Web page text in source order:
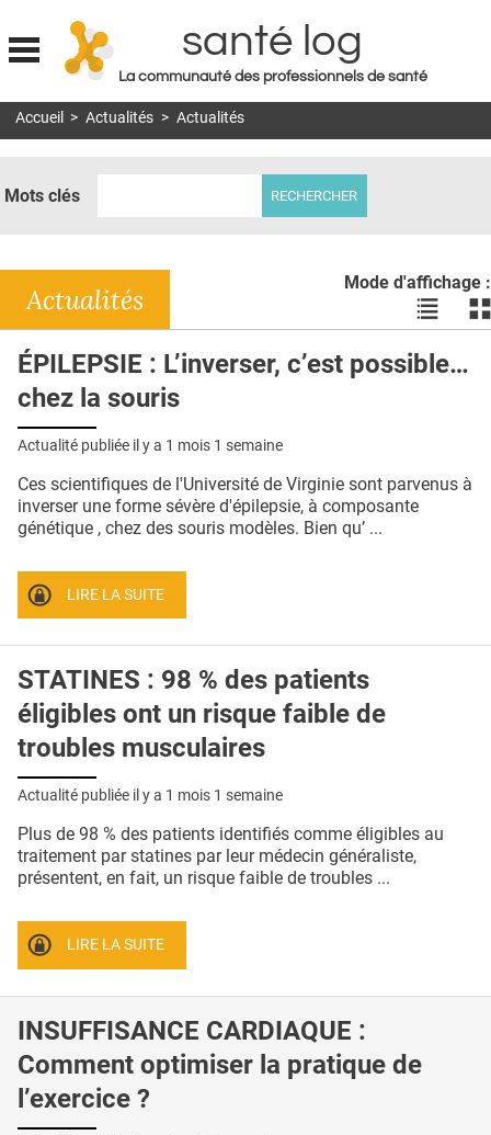
Jump to navigation
santé log
La communauté des professionnels de santé
MON COMPTE
DOSSIERS
RÉSEAUX
E-REVUE SAD
QUI SOMMES-NOUS ?
CONDITIONS GÉNÉRALES
CRÉDITS
Accueil > Actualités > Actualités
Mots clés
Mode d'affichage :
Voir
les
en
les
Actualités
ÉPILEPSIE : L’inverser, c’est possible…
chez la souris
Actualité publiée il y a 1 mois 1 semaine
Ces scientifiques de l'Université de Virginie sont parvenus à
inverser une forme sévère d'épilepsie, à composante
génétique , chez des souris modèles. Bien qu’ ...
LIRE LA SUITE
STATINES : 98 % des patients
éligibles ont un risque faible de
troubles musculaires
Actualité publiée il y a 1 mois 1 semaine
Plus de 98 % des patients identifiés comme éligibles au
traitement par statines par leur médecin généraliste,
présentent, en fait, un risque faible de troubles ...
LIRE LA SUITE
INSUFFISANCE CARDIAQUE :
Comment optimiser la pratique de
l’exercice ?